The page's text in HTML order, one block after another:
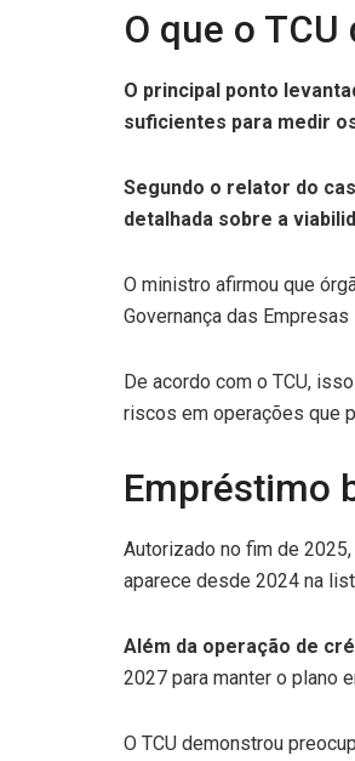
O que o
O principal ponto
suficientes para medir
Segundo o relator do
detalhada sobre a
O ministro afirmou que
Governança das
De acordo com o TCU,
riscos em operações que
Empréstimo
Autorizado no fim de 2025,
aparece desde 2024 na
Além da operação de
2027 para manter o plano
O TCU demonstrou